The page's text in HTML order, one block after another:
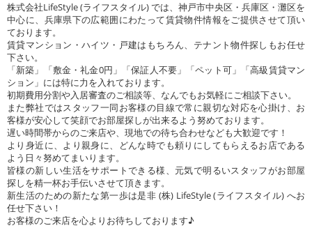
株式会社LifeStyle (ライフスタイル) では、神戸市中央区・兵庫区・灘区を
中心に、兵庫県下の広範囲にわたって賃貸物件情報をご提供させて頂い
ております。
賃貸マンション・ハイツ・戸建はもちろん、テナント物件探しもお任せ
下さい。
「新築」「敷金・礼金0円」「保証人不要」「ペット可」「高級賃貸マン
ション」には特に力を入れております。
初期費用分割や入居審査のご相談等、なんでもお気軽にご相談下さい。
また弊社ではスタッフ一同お客様の目線で常に親切な対応を心掛け、お
客様が安心して笑顔でお部屋探しが出来るよう努めております。
遅い時間帯からのご来店や、現地での待ち合わせなども大歓迎です！
より身近に、より親身に、どんな時でも頼りにしてもらえるお店である
よう日々努めてまいります。
皆様の新しい生活をサポートできる様、元気で明るいスタッフがお部屋
探しを精一杯お手伝いさせて頂きます。
新生活のための新たな第一歩は是非 (株) LifeStyle (ライフスタイル) へお
任せ下さい！
お客様のご来店を心よりお待ちしております♪